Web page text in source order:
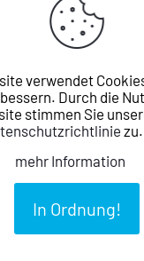
verwendet
Durch die
stimmen Sie
zu.
mehr Information
In Ordnung!